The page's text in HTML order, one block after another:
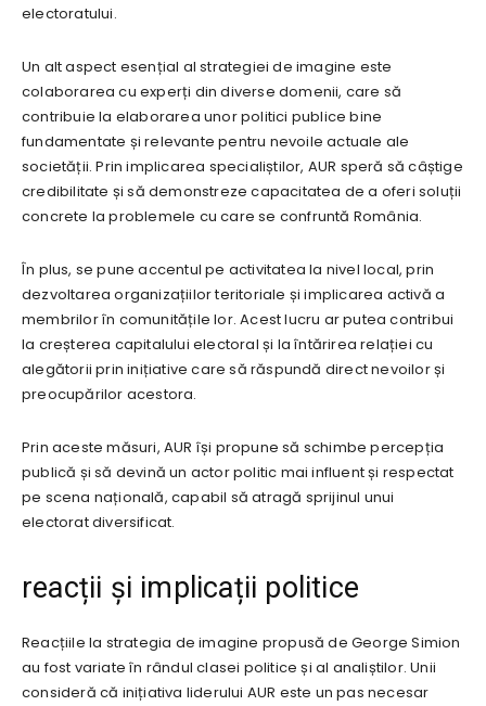
electoratului.
Un alt aspect esențial al strategiei de imagine este
colaborarea cu experți din diverse domenii, care să
contribuie la elaborarea unor politici publice bine
fundamentate și relevante pentru nevoile actuale ale
societății. Prin implicarea specialiștilor, AUR speră să câștige
credibilitate și să demonstreze capacitatea de a oferi soluții
concrete la problemele cu care se confruntă România.
În plus, se pune accentul pe activitatea la nivel local, prin
dezvoltarea organizațiilor teritoriale și implicarea activă a
membrilor în comunitățile lor. Acest lucru ar putea contribui
la creșterea capitalului electoral și la întărirea relației cu
alegătorii prin inițiative care să răspundă direct nevoilor și
preocupărilor acestora.
Prin aceste măsuri, AUR își propune să schimbe percepția
publică și să devină un actor politic mai influent și respectat
pe scena națională, capabil să atragă sprijinul unui
electorat diversificat.
reacții și implicații politice
Reacțiile la strategia de imagine propusă de George Simion
au fost variate în rândul clasei politice și al analiștilor. Unii
consideră că inițiativa liderului AUR este un pas necesar